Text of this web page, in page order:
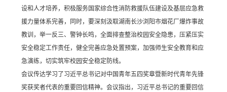
设和人才培养，积极服务国家综合性消防救援队伍建设及基层应急救
援力量体系完善，同时，要深刻汲取湖南长沙浏阳市烟花厂爆炸事故
教训，举一反三、警钟长鸣，全面排查整治校园安全隐患，压紧压实
安全稳定工作责任，健全完善应急处置预案，加强师生安全教育和应
急演练，切实筑牢校园安全稳定防线。
会议传达学习了习近平总书记对中国青年五四奖章暨新时代青年先锋
奖获奖者代表的重要回信精神。会议指出，习近平总书记的重要回信